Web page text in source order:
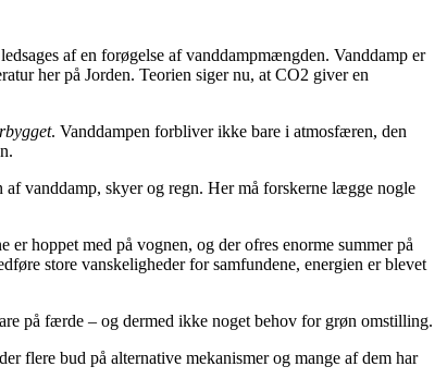
af en forøgelse af vanddampmængden. Vanddamp er
her på Jorden. Teorien siger nu, at CO2 giver en
. Vanddampen forbliver ikke bare i atmosfæren, den
af vanddamp, skyer og regn. Her må forskerne lægge nogle
hoppet med på vognen, og der ofres enorme summer på
store vanskeligheder for samfundene, energien er blevet
på færde – og dermed ikke noget behov for grøn omstilling.
flere bud på alternative mekanismer og mange af dem har